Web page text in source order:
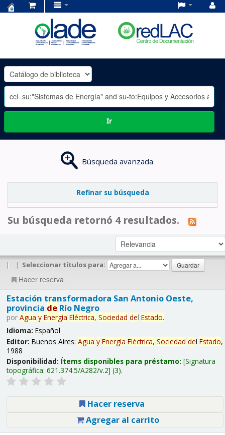
OLADE
-
Ir
Búsqueda avanzada
Refinar su búsqueda
Su búsqueda retornó 4 resultados.
| | Seleccionar títulos para:
Hacer reserva
Estación transformadora San Antonio Oeste,
provincia deRío Negro
por Agua y Energía Eléctrica, Sociedad del Estado.
Idioma: Español
Editor: Buenos Aires: Agua y Energía Eléctrica, Sociedad del Estado,
1988
Disponibilidad: Ítems disponibles para préstamo: Signatura
topográfica: 621.374.5/A282/v.2 (3).
Hacer reserva
Agregar al carrito